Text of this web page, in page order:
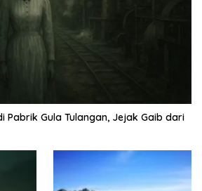
Pabrik Gula Tulangan, Jejak Gaib dari